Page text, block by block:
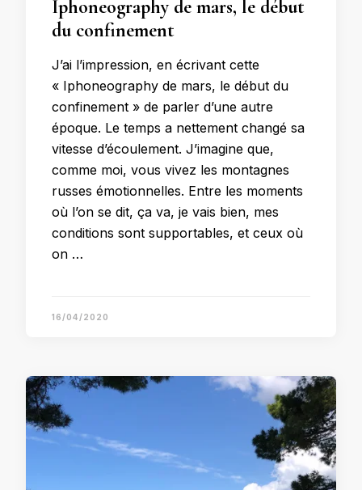
Iphoneography de mars, le début
du confinement
J’ai l’impression, en écrivant cette
« Iphoneography de mars, le début du
confinement » de parler d’une autre
époque. Le temps a nettement changé sa
vitesse d’écoulement. J’imagine que,
comme moi, vous vivez les montagnes
russes émotionnelles. Entre les moments
où l’on se dit, ça va, je vais bien, mes
conditions sont supportables, et ceux où
on …
16/04/2020